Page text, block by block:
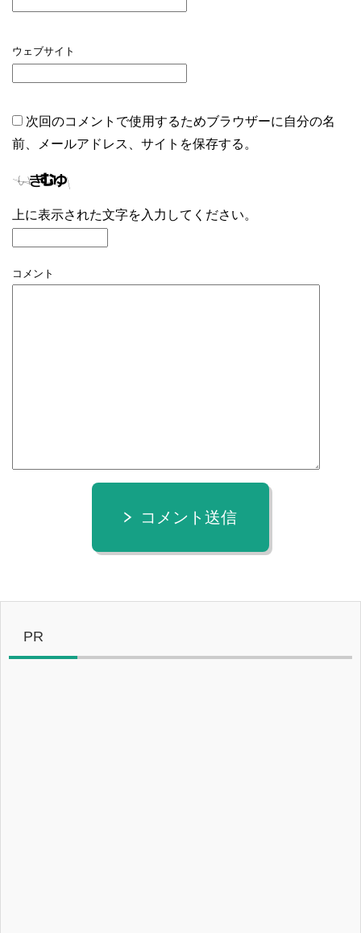
ウェブサイト
次回のコメントで使用するためブラウザーに自分の名
前、メールアドレス、サイトを保存する。
上に表示された文字を入力してください。
コメント
コメント送信
PR